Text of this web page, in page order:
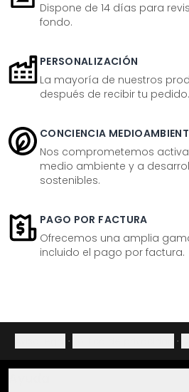
Dispone de 14 días para
fondo.
PERSONALIZACIÓN
La mayoría de nuestros
después de recibir tu pedido.
CONCIENCIA
Nos comprometemos
medio ambiente y a
sostenibles.
PAGO POR FACTURA
Ofrecemos una amplia
incluido el pago por factura.
· ·